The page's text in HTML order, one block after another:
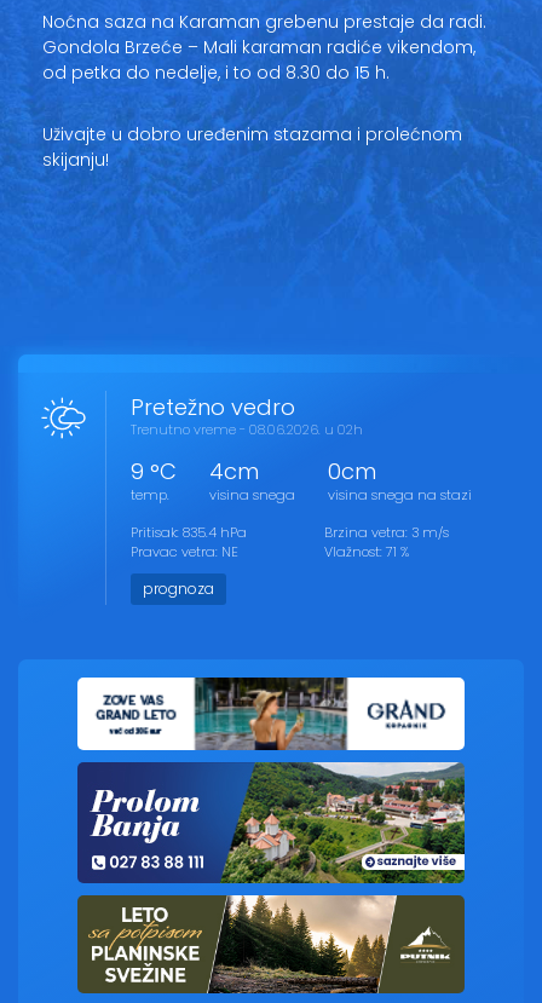
Noćna saza na Karaman grebenu prestaje da radi.
Gondola Brzeće – Mali karaman radiće vikendom,
od petka do nedelje, i to od 8.30 do 15 h.
Uživajte u dobro uređenim stazama i prolećnom
skijanju!
Pretežno vedro
Trenutno vreme - 08.06.2026. u 02h
9 °C
temp.
4cm
visina snega
0cm
visina snega na stazi
Pritisak: 835.4 hPa
Pravac vetra: NE
Brzina vetra: 3 m/s
Vlažnost: 71 %
prognoza